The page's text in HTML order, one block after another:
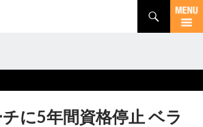
に5年間資格停止 ベラ